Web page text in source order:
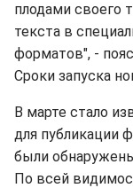
плодами своего
текста в
форматов", -
Сроки запуска
В марте стало
для публикации
были
По всей